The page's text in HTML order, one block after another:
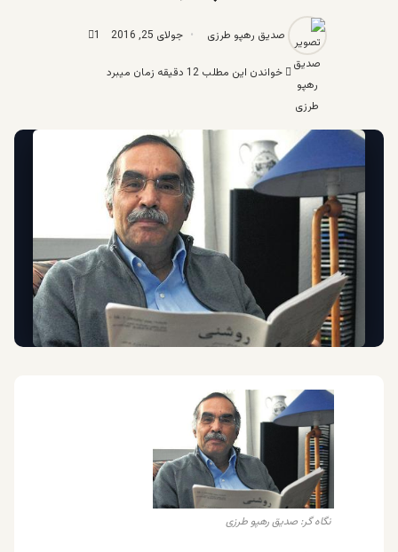
صدیق رهپو طرزی جولای 25, 2016 1
خواندن این مطلب 12 دقیقه زمان میبرد
نگاه گر: صدیق رهپو طرزی